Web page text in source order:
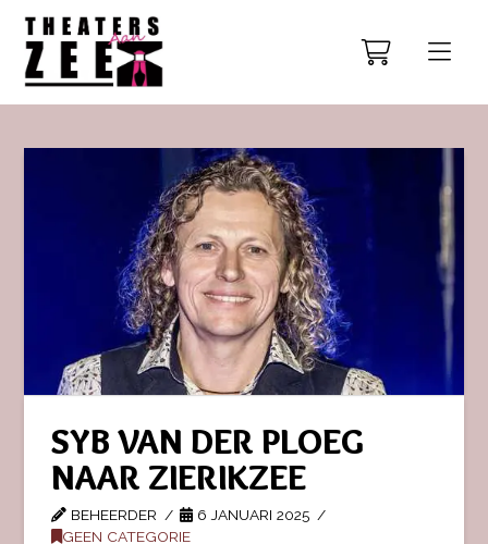
SYB VAN DER PLOEG
NAAR ZIERIKZEE
BEHEERDER
6 JANUARI 2025
GEEN CATEGORIE